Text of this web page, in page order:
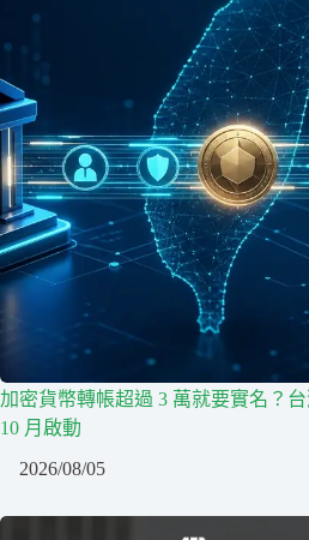
加密貨幣轉帳超過 3 萬就要實名？台
10 月啟動
2026/08/05